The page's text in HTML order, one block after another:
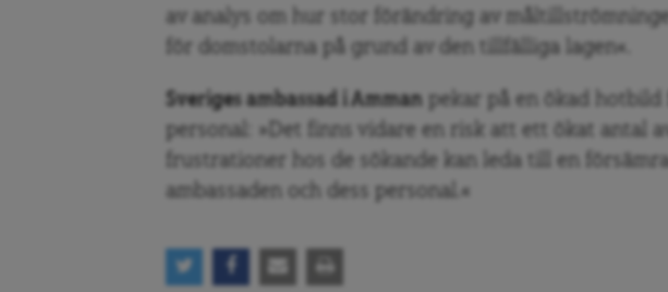
av analys om hur stor förändring av
för domstolarna på grund av den tillfälliga lagen«.
Sveriges ambassad i Amman pekar på en ökad hotbild
personal: »Det finns vidare en risk att ett ökat antal
frustrationer hos de sökande kan leda till en
ambassaden och dess personal.«